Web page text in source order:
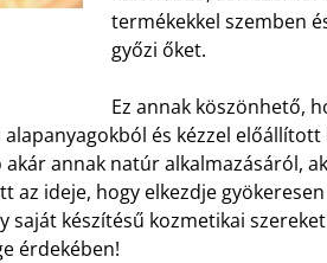
termékekkel szemben
győzi őket.
Ez annak köszönhető,
és kézzel
annak natúr alkalmazásáról,
az ideje, hogy elkezdje
saját készítésű kozmetikai
érdekében!